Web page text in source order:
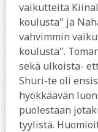
vaikutteita
koulusta" ja
vahvimmin
koulusta".
sekä ulkoista-
Shuri-te oli
hyökkäävän
puolestaan
tyylistä.